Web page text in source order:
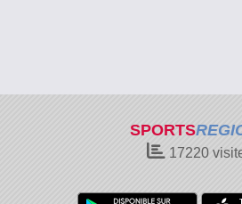
SPORTS
17220